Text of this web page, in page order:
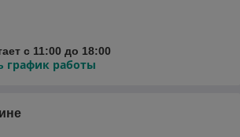
с 11:00 до 18:00
график работы